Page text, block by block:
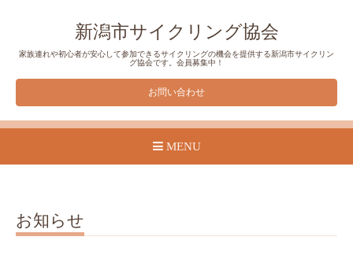
新潟市サイクリング協会
家族連れや初心者が安心して参加できるサイクリングの機会を提供する新潟市サイクリン
グ協会です。会員募集中！
お問い合わせ
MENU
お知らせ